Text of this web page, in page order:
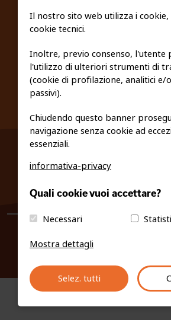
PRIVACY E COOKIE
info@fiso.it|fiso@pec-
Il nostro sito web utilizza i cookie,
cookie tecnici.
Inoltre, previo consenso, l'utente
l'utilizzo di ulteriori strumenti di
(cookie di profilazione, analitici e/
passivi).
Chiudendo questo banner
navigazione senza cookie ad
essenziali.
informativa-privacy
Quali cookie vuoi accettare?
Necessari
Mostra dettagli
Selez. tutti